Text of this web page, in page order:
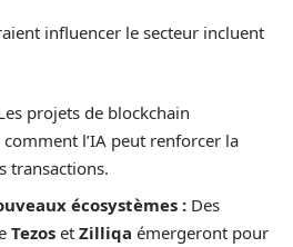
influencer le secteur incluent
projets de blockchain
l’IA peut renforcer la
transactions.
écosystèmes : Des
Tezos et Zilliqa émergeront pour